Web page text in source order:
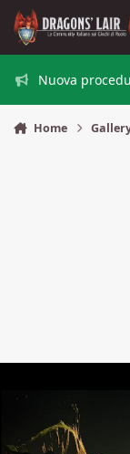
Vai al contenuto
Nuova
Home